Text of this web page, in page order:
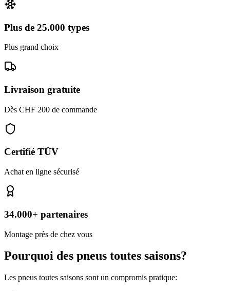
Plus de 25.000 types
Plus grand choix
Livraison gratuite
Dès CHF 200 de commande
Certifié TÜV
Achat en ligne sécurisé
34.000+ partenaires
Montage près de chez vous
Pourquoi des pneus toutes saisons?
Les pneus toutes saisons sont un compromis pratique: